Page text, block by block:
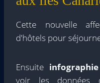
Cette nouvelle
d'hôtels pour
Ensuite
voir les données